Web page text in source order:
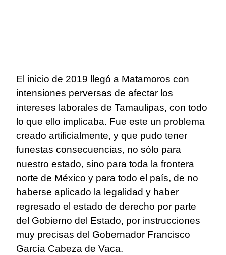
El inicio de 2019 llegó a Matamoros con
intensiones perversas de afectar los
intereses laborales de Tamaulipas, con todo
lo que ello implicaba. Fue este un problema
creado artificialmente, y que pudo tener
funestas consecuencias, no sólo para
nuestro estado, sino para toda la frontera
norte de México y para todo el país, de no
haberse aplicado la legalidad y haber
regresado el estado de derecho por parte
del Gobierno del Estado, por instrucciones
muy precisas del Gobernador Francisco
García Cabeza de Vaca.